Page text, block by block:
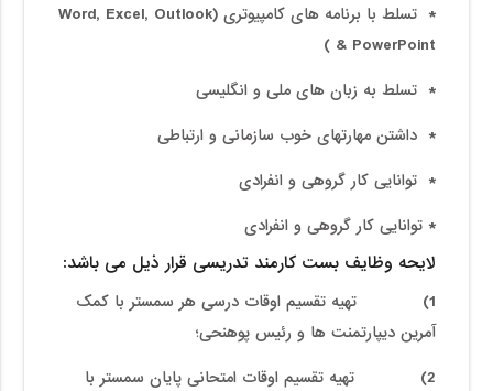
* تسلط با برنامه های کامپیوتری (Word, Excel, Outlook
& PowerPoint )
* تسلط به زبان های ملی و انگلیسی
* داشتن مهارتهای خوب سازمانی و ارتباطی
* توانایی کار گروهی و انفرادی
* توانایی کار گروهی و انفرادی
لایحه وظایف بستکارمند تدریسی قرار ذیل می­ باشد:
1) تهیه تقسیم اوقات درسی هر سمستر با کمک
آمرین دیپارتمنت ها و رئیس پوهنحی؛
2) تهیه تقسیم اوقات امتحانی پایان سمستر با